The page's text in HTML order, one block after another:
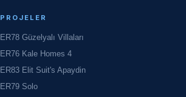
PROJELER
ER78 Güzelyalı Villaları
ER76 Kale Homes 4
ER83 Elit Suit's Apaydin
ER79 Solo